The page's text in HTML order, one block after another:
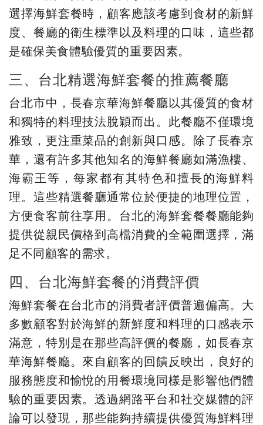
選擇海鮮套餐時，顧客應該考慮到食材的新鮮
度、餐廳的衛生標準以及料理的口味，這些都
是確保美食體驗優質的重要因素。
三、台北精選海鮮套餐的推薦餐廳
台北市中，長春京華海鮮餐廳以其優質的食材
和獨特的料理技法脫穎而出。此餐廳不僅環境
雅致，更注重菜品的創新與口感。除了長春京
華，還有許多其他知名的海鮮餐廳如滿漁樓、
海霸王等，每家都有其特色和擅長的海鮮料
理。這些精選餐廳通常位於便捷的地理位置，
方便食客前往享用。台北的海鮮套餐餐廳能夠
提供從親民價格到高檔消費的全範圍選擇，滿
足不同顧客的需求。
四、台北海鮮套餐的消費評價
海鮮套餐在台北市的消費者評價普遍偏高。大
多數顧客對於海鮮的新鮮度和料理的口感表示
滿意，特別是在那些高評價的餐廳，如長春京
華海鮮餐廳。來自顧客的回饋反映出，良好的
服務態度和愉悅的用餐環境同樣是影響他們體
驗的重要因素。透過網路平台和社交媒體的評
論可以發現，那些能夠持續提供優質海鮮料理